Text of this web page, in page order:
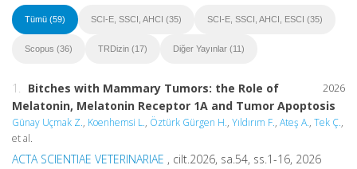
Tümü (59) SCI-E, SSCI, AHCI (35) SCI-E, SSCI, AHCI, ESCI (35)
Scopus (36) TRDizin (17) Diğer Yayınlar (11)
2026
1. Bitches with Mammary Tumors: the Role of
Melatonin, Melatonin Receptor 1A and Tumor Apoptosis
Günay Uçmak Z., Koenhemsi L., Öztürk Gürgen H., Yıldırım F., Ateş A., Tek Ç.,
et al.
ACTA SCIENTIAE VETERINARIAE , cilt.2026, sa.54, ss.1-16, 2026